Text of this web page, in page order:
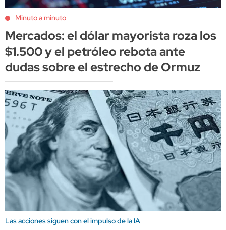
Minuto a minuto
Mercados: el dólar mayorista roza los
$1.500 y el petróleo rebota ante
dudas sobre el estrecho de Ormuz
Las acciones siguen con el impulso de la IA